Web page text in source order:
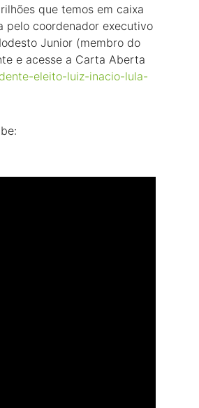
que temos em caixa
pelo coordenador executivo
Junior (membro do
e acesse a Carta Aberta
eleito-luiz-inacio-lula-